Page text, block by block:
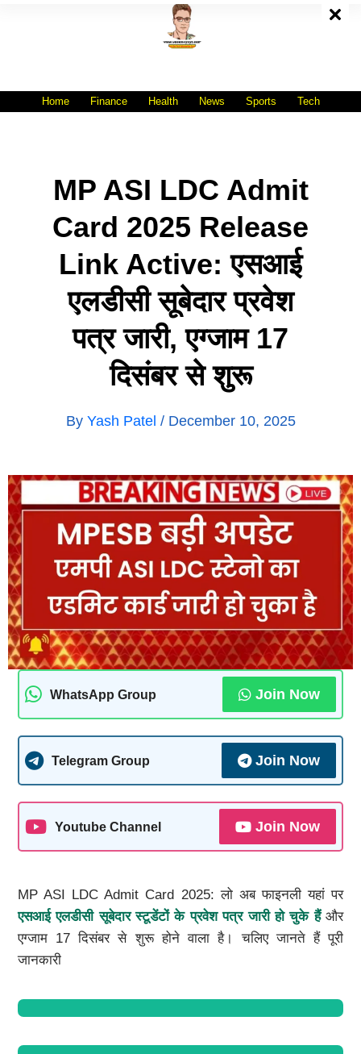
Home Finance Health News Sports Tech
MP ASI LDC Admit
Card 2025 Release
Link Active: एसआई
एलडीसी सूबेदार प्रवेश
पत्र जारी, एग्जाम 17
दिसंबर से शुरू
By Yash Patel / December 10, 2025
WhatsApp Group Join Now
Telegram Group Join Now
Youtube Channel Join Now
MP ASI LDC Admit Card 2025: लो अब फाइनली यहां पर
एसआई एलडीसी सूबेदार स्टूडेंटों के प्रवेश पत्र जारी हो चुके हैंऔर
एग्जाम 17 दिसंबर से शुरू होने वाला है। चलिए जानते हैं पूरी
जानकारी